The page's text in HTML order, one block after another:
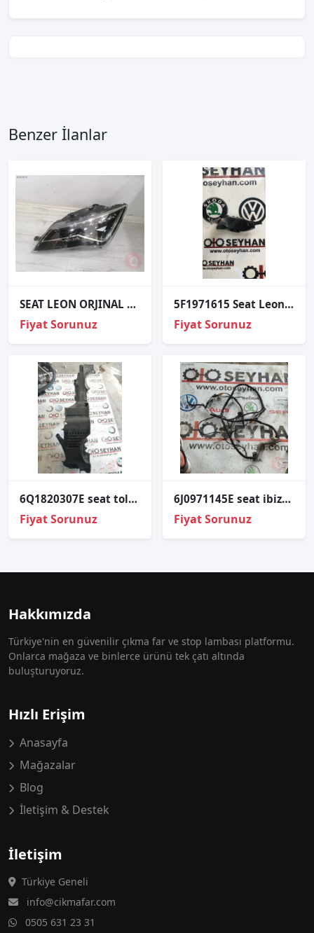
Benzer İlanlar
SEAT LEON ORJINAL ÇIKMA SOL FAR
Fiyat Sorunuz
5F1971615 Seat Leon 2015 tesisat tutucu
Fiyat Sorunuz
6Q1820307E seat toledo 2013 kalorifer kazanı yarısı
Fiyat Sorunuz
6J0971145E seat ibiza 2017 bagaj kapağı tesisatı
Fiyat Sorunuz
Hakkımızda
Türkiye'nin en güvenilir çıkma far ve stop lambası platformu.
Onlarca mağaza ve binlerce ürünü tek çatı altında
buluşturuyoruz.
Hızlı Erişim
Anasayfa
Mağazalar
Blog
İletişim & Destek
İletişim
Türkiye Geneli
info@cikmafar.com
0505 631 23 31